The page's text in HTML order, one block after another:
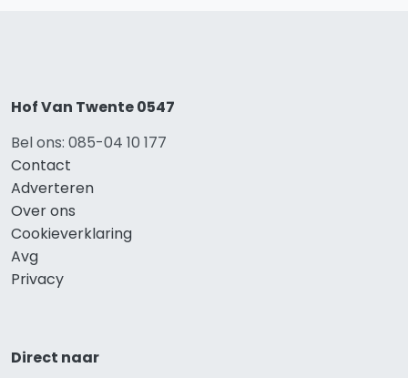
Hof Van Twente 0547
Bel ons: 085-04 10 177
Contact
Adverteren
Over ons
Cookieverklaring
Avg
Privacy
Direct naar